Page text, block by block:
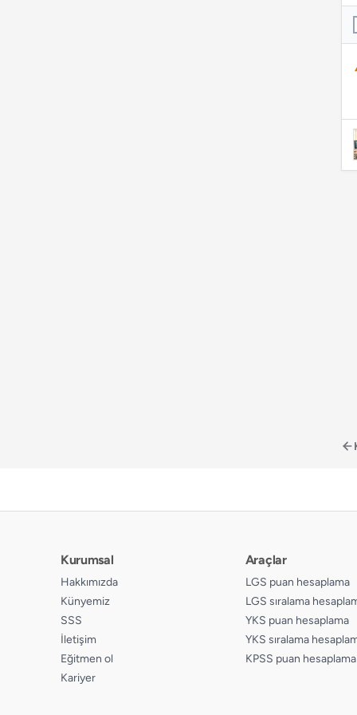
Kurumsal
Hakkımızda
Künyemiz
SSS
İletişim
Eğitmen ol
Kariyer
Araçlar
LGS puan hesaplama
LGS sıralama
YKS puan hesaplama
YKS sıralama
KPSS puan hesaplama